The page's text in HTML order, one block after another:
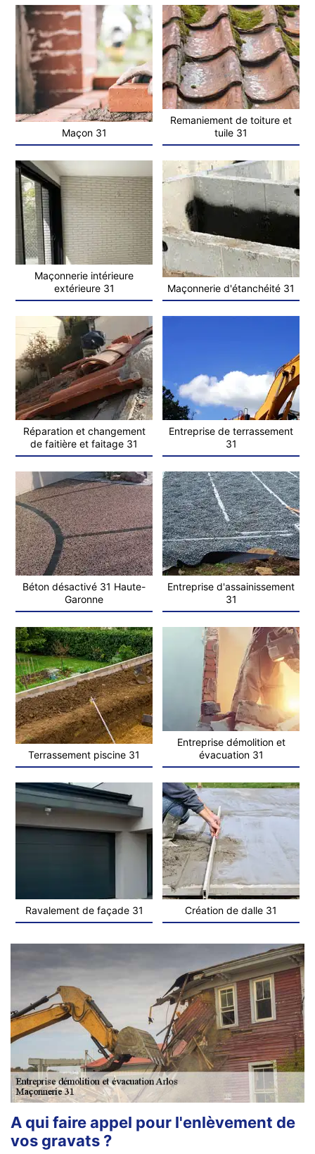
Maçon 31
Remaniement de toiture et
tuile 31
Maçonnerie intérieure
extérieure 31
Maçonnerie d'étanchéité 31
Réparation et changement
de faitière et faitage 31
Entreprise de terrassement
31
Béton désactivé 31 Haute-
Garonne
Entreprise d'assainissement
31
Terrassement piscine 31
Entreprise démolition et
évacuation 31
Ravalement de façade 31 Création de dalle 31
A qui faire appel pour l'enlèvement de
vos gravats ?